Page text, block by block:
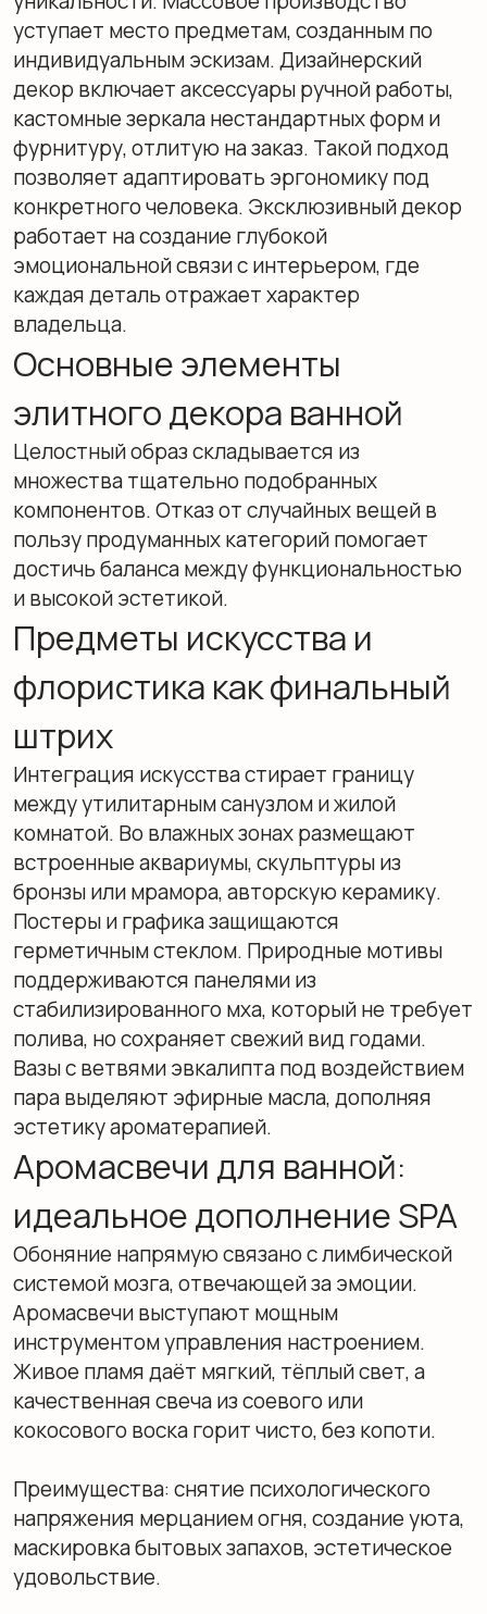
Дизайнерские зеркала и
многоуровневое
освещение
Зеркало в премиальном интерьере
выполняет роль центрального арт-
объекта. Актуальны модели в массивных
Интеграция искусства стирает границу
между утилитарным санузлом и жилой
комнатой. Во влажных зонах размещают
встроенные аквариумы, скульптуры из
бронзы или мрамора, авторскую керамику.
Постеры и графика защищаются
герметичным стеклом. Природные мотивы
поддерживаются панелями из
стабилизированного мха, который не требует
полива, но сохраняет свежий вид годами.
Вазы с ветвями эвкалипта под воздействием
пара выделяют эфирные масла, дополняя
эстетику ароматерапией.
Аромасвечи для ванной:
идеальное дополнение SPA
Обоняние напрямую связано с лимбической
системой мозга, отвечающей за эмоции.
Аромасвечи выступают мощным
инструментом управления настроением.
Живое пламя даёт мягкий, тёплый свет, а
качественная свеча из соевого или
кокосового воска горит чисто, без копоти.
Преимущества: снятие психологического
напряжения мерцанием огня, создание уюта,
маскировка бытовых запахов, эстетическое
удовольствие.
Подбор ароматов. Цветочные композиции
(лаванда, жасмин, роза) стимулируют
выработку окситоцина, помогая успокоиться.
Древесные ноты (сандал, кедр, ветивер)
заземляют и снимают мышечное напряжение.
Цитрусовые (лемонграсс, бергамот,
грейпфрут) обладают тонизирующим
эффектом и снижают кортизол. Пряные
аккорды (корица, ваниль, мускатный орех)
согревают, стимулируют кровообращение и
борются с хронической усталостью.